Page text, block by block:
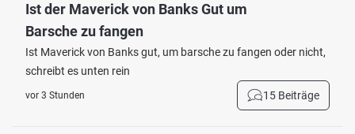
Ist der Maverick von Banks Gut um
Barsche zu fangen
Ist Maverick von Banks gut, um barsche zu fangen oder nicht,
schreibt es unten rein
vor 3 Stunden 15 Beiträge